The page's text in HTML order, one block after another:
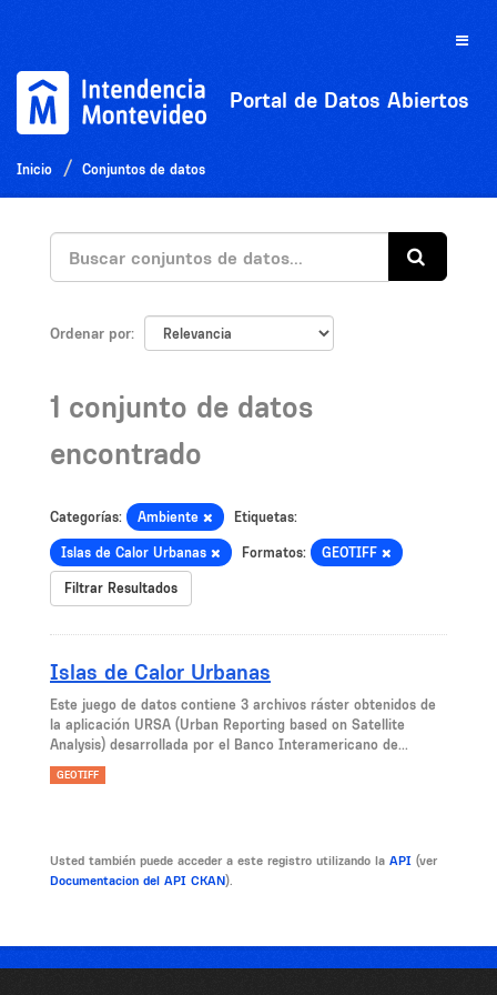
Toggle
Portal de Datos Abiertos
Inicio Conjuntos de datos
Ordenar por
1 conjunto de datos
encontrado
Categorías: Ambiente Etiquetas:
Islas de Calor Urbanas Formatos: GEOTIFF
Filtrar Resultados
Islas de Calor Urbanas
Este juego de datos contiene 3 archivos ráster obtenidos de
la aplicación URSA (Urban Reporting based on Satellite
Analysis) desarrollada por el Banco Interamericano de...
GEOTIFF
Usted también puede acceder a este registro utilizando la API (ver
Documentacion del API CKAN).